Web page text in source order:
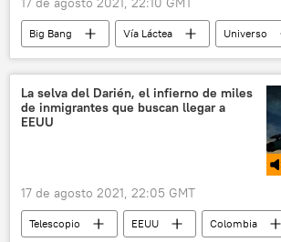
Big Bang Vía Láctea
Universo
materia oscura
galaxia
estrellas
colisión
La Guerra de las Galaxias
Hubble (telescopio)
La selva del Darién, el infierno de miles
de inmigrantes que buscan llegar a
EEUU
17 de agosto 2021, 22:05 GMT
Telescopio EEUU
Colombia